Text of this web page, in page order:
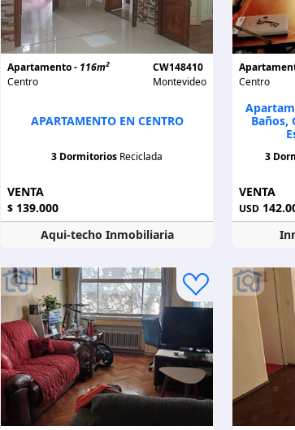
Apartamento - 116m2
Centro
CW148410
Montevideo
APARTAMENTO EN CENTRO
3 Dormitorios Reciclada
VENTA
$ 139.000
Aqui-techo Inmobiliaria
Centro
Baños,
3
VENTA
USD